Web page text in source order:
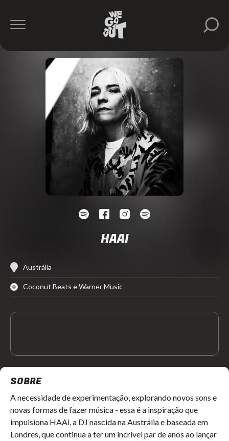
HAAI
Austrália
Coconut Beats e Warner Music
SOBRE
A necessidade de experimentação, explorando novos sons e
novas formas de fazer música - essa é a inspiração que
impulsiona HAAi, a DJ nascida na Austrália e baseada em
Londres, que continua a ter um incrível par de anos ao lançar